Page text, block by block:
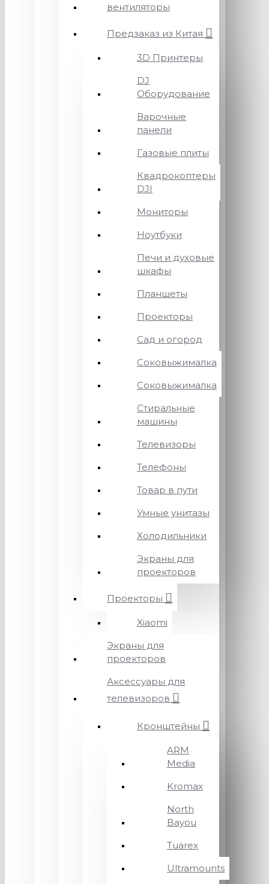
вентиляторы
Предзаказ из Китая
3D Принтеры
DJ
Оборудование
Варочные
панели
Газовые плиты
Квадрокоптеры
DJI
Мониторы
Ноутбуки
Печи и духовые
шкафы
Планшеты
Проекторы
Сад и огород
Соковыжималка
Соковыжималка
Стиральные
машины
Телевизоры
Телефоны
Товар в пути
Умные унитазы
Холодильники
Экраны для
проекторов
Проекторы
Xiaomi
Экраны для
проекторов
Аксессуары для
телевизоров
Кронштейны
ARM
Media
Kromax
North
Bayou
Tuarex
Ultramounts